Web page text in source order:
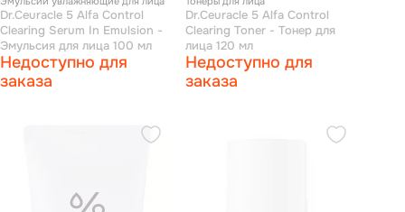
Dr.Ceuracle 5 Alfa Control
Clearing Serum In Emulsion -
Эмульсия для лица 100 мл
Недоступно для
заказа
Dr.Ceuracle 5 Alfa Control
Clearing Toner - Тонер для
лица 120 мл
Недоступно для
заказа